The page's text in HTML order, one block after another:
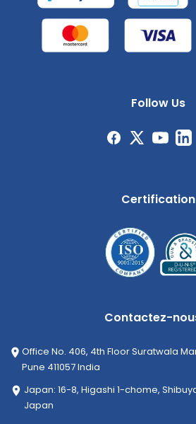
Follow Us
Certification
Contactez-
Office No. 406, 4th Floor Suratwala
Pune 411057 India
Japan: 16-8, Higashi 1-chome,
Japan